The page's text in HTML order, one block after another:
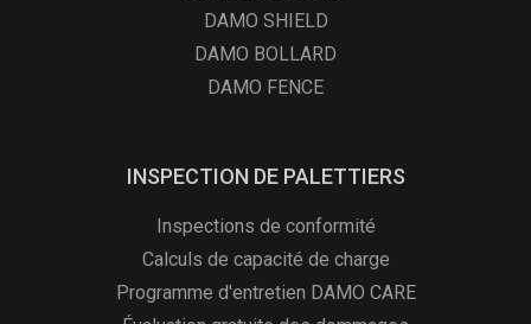
DAMO SHIELD
DAMO BOLLARD
DAMO FENCE
INSPECTION DE PALETTIERS
Inspections de conformité
Calculs de capacité de charge
Programme d'entretien DAMO CARE